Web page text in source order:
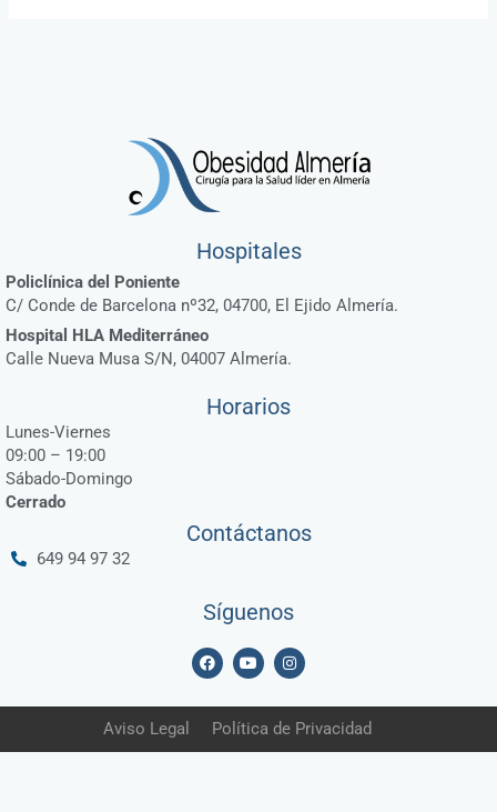
Hospitales
Policlínica del Poniente
C/ Conde de Barcelona nº32, 04700, El Ejido Almería.
Hospital HLA Mediterráneo
Calle Nueva Musa S/N, 04007 Almería.
Horarios
Lunes-Viernes
09:00 – 19:00
Sábado-Domingo
Cerrado
Contáctanos
649 94 97 32
Síguenos
F
a
o
Y
o
b
I
n
g
Aviso Legal Política de Privacidad